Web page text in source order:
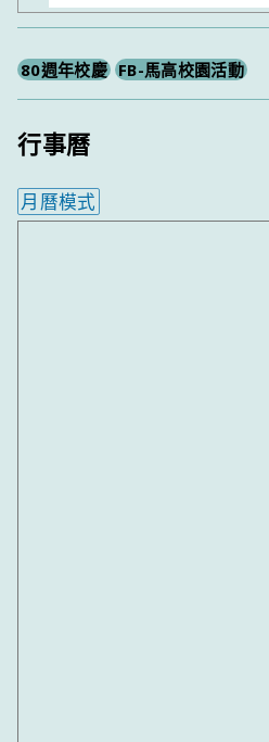
尋
80週年校慶 FB-馬高校園活動
行事曆
月曆模式